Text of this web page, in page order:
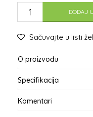
DODAJ
Sačuvajte u listi
O proizvodu
Specifikacija
Komentari